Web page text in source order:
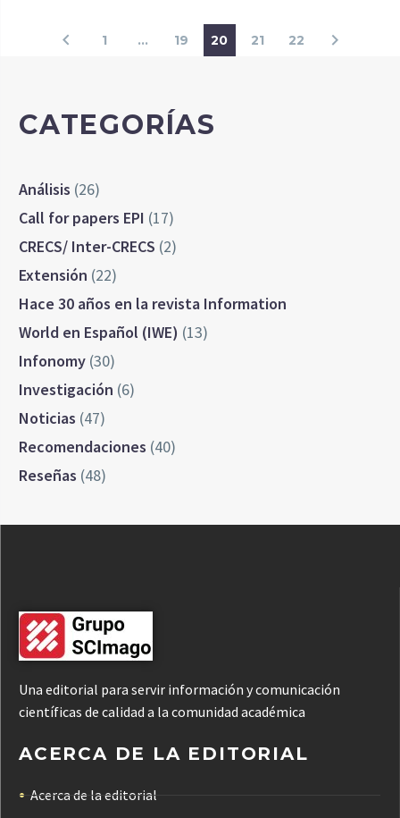
producto periodístico:
Times», de Javier Guallar,
1 … 19 20 21 22
CATEGORÍAS
Análisis (26)
Call for papers EPI (17)
CRECS/ Inter-CRECS (2)
Extensión (22)
Hace 30 años en la revista Information
World en Español (IWE) (13)
Infonomy (30)
Investigación (6)
Noticias (47)
Recomendaciones (40)
Reseñas (48)
Una editorial para servir información y comunicación
científicas de calidad a la comunidad académica
ACERCA DE LA EDITORIAL
Acerca de la editorial